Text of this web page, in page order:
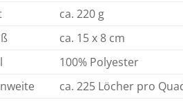
ca. 220 g
ca. 15 x 8 cm
100% Polyester
ca. 225 Löcher pro